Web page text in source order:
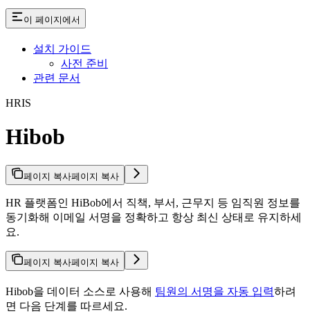
이 페이지에서
설치 가이드
사전 준비
관련 문서
HRIS
Hibob
페이지 복사페이지 복사
HR 플랫폼인 HiBob에서 직책, 부서, 근무지 등 임직원 정보를
동기화해 이메일 서명을 정확하고 항상 최신 상태로 유지하세
요.
페이지 복사페이지 복사
Hibob을 데이터 소스로 사용해 팀원의 서명을 자동 입력하려
면 다음 단계를 따르세요.